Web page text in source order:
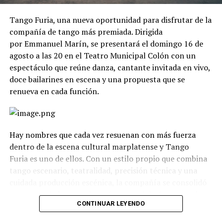
Tango Furia, una nueva oportunidad para disfrutar de la
compañía de tango más premiada. Dirigida
por Emmanuel Marín, se presentará el domingo 16 de
agosto a las 20 en el Teatro Municipal Colón con un
espectáculo que reúne danza, cantante invitada en vivo,
doce bailarines en escena y una propuesta que se
renueva en cada función.
Hay nombres que cada vez resuenan con más fuerza
dentro de la escena cultural marplatense y Tango
Furia es uno de ellos. Con un estilo propio que combina
tango escenario, teatralidad, precisión técnica y una
como uno de los grandes referentes del género en el
CONTINUAR LEYENDO